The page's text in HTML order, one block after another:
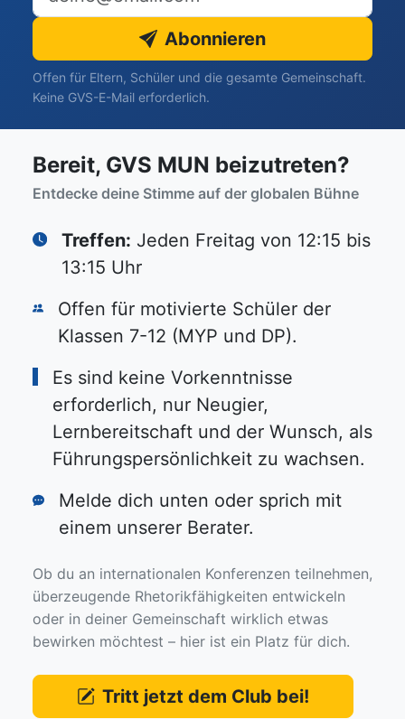
Abonnieren
Offen für Eltern, Schüler und die gesamte Gemeinschaft.
Keine GVS-E-Mail erforderlich.
Bereit, GVS MUN beizutreten?
Entdecke deine Stimme auf der globalen Bühne
Treffen: Jeden Freitag von 12:15 bis
13:15 Uhr
Offen für motivierte Schüler der
Klassen 7-12 (MYP und DP).
Es sind keine Vorkenntnisse
erforderlich, nur Neugier,
Lernbereitschaft und der Wunsch, als
Führungspersönlichkeit zu wachsen.
Melde dich unten oder sprich mit
einem unserer Berater.
Ob du an internationalen Konferenzen teilnehmen,
überzeugende Rhetorikfähigkeiten entwickeln
oder in deiner Gemeinschaft wirklich etwas
bewirken möchtest – hier ist ein Platz für dich.
Tritt jetzt dem Club bei!